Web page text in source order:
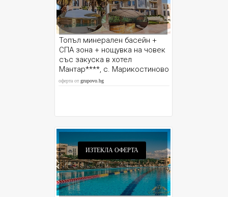
Топъл минерален басейн +
СПА зона + нощувка на човек
със закуска в хотел
Мантар****, с. Марикостиново
до Сандаски
оферта отgrupovo.bg
ИЗТЕКЛА ОФЕРТА